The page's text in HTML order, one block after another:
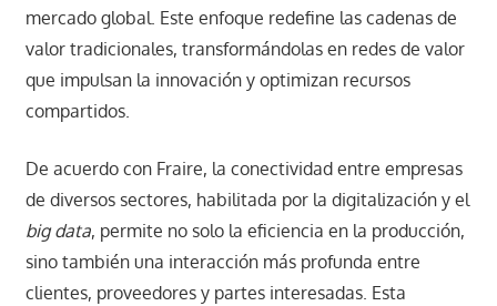
mercado global. Este enfoque redefine las cadenas de
valor tradicionales, transformándolas en redes de valor
que impulsan la innovación y optimizan recursos
compartidos.
De acuerdo con Fraire, la conectividad entre empresas
de diversos sectores, habilitada por la digitalización y el
big data, permite no solo la eficiencia en la producción,
sino también una interacción más profunda entre
clientes, proveedores y partes interesadas. Esta